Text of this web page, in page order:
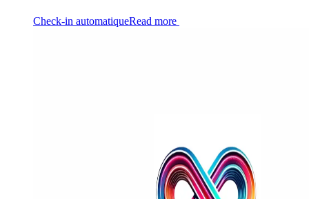
Check-in automatiqueRead more